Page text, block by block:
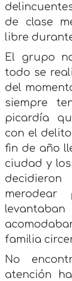
de clase
libre
El grupo
todo se
del
siempre
picardía
con el
fin de año
ciudad y
familia
No
atención